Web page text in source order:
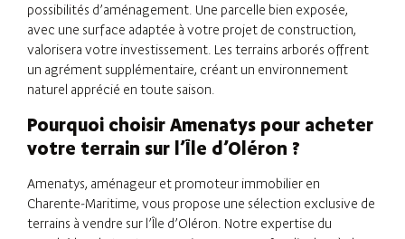
possibilités d’aménagement. Une parcelle bien exposée,
avec une surface adaptée à votre projet de construction,
valorisera votre investissement. Les terrains arborés offrent
un agrément supplémentaire, créant un environnement
naturel apprécié en toute saison.
Pourquoi choisir Amenatys pour acheter
votre terrain sur l’Île d’Oléron ?
Amenatys, aménageur et promoteur immobilier en
Charente-Maritime, vous propose une sélection exclusive de
terrains à vendre sur l’Île d’Oléron. Notre expertise du